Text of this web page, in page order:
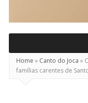
Home » Canto do Joca »
famílias carentes de